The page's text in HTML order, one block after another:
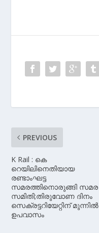
PREVIOUS
K Rail : കെ
റെയിലിനെതിയായ
രണ്ടാംഘട്ട
സമരത്തിനൊരുങ്ങി സമര
സമിതി;തിരുവോണ ദിനം
സെക്രട്ടറിയേറ്റിന് മുന്നിൽ
ഉപവാസം